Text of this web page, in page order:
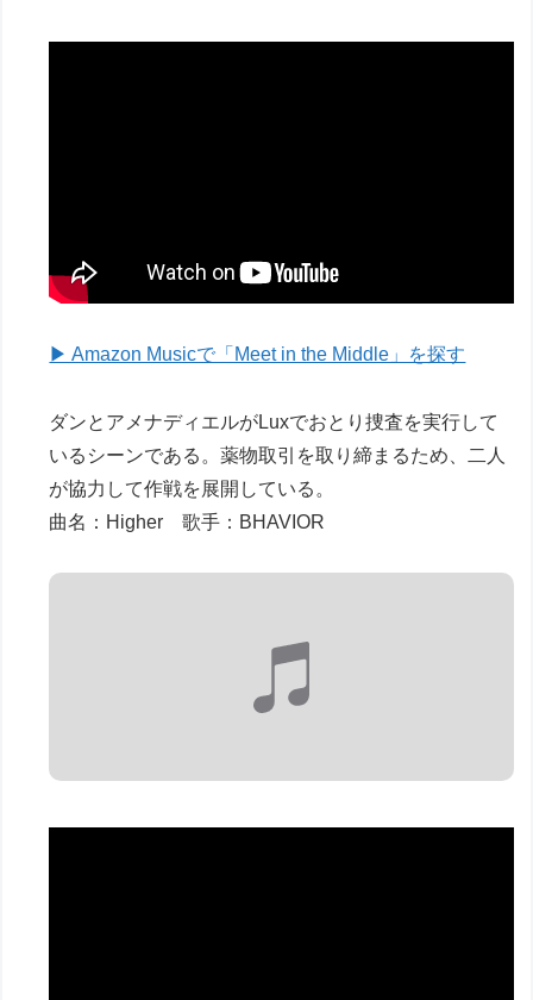
▶ Amazon Musicで「Meet in the Middle」を探す
ダンとアメナディエルがLuxでおとり捜査を実行して
いるシーンである。薬物取引を取り締まるため、二人
が協力して作戦を展開している。
曲名：Higher 歌手：BHAVIOR